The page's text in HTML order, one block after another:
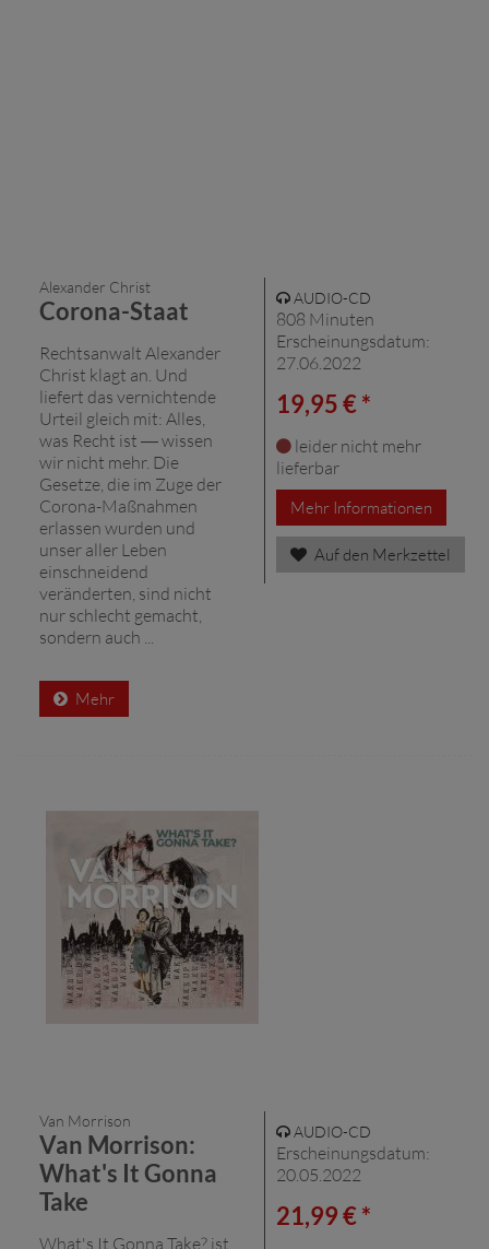
Alexander Christ
Corona-Staat
Rechtsanwalt Alexander
Christ klagt an. Und
liefert das vernichtende
Urteil gleich mit: Alles,
was Recht ist ― wissen
wir nicht mehr. Die
Gesetze, die im Zuge der
Corona-Maßnahmen
erlassen wurden und
unser aller Leben
einschneidend
veränderten, sind nicht
nur schlecht gemacht,
sondern auch ...
Mehr
AUDIO-CD
808 Minuten
Erscheinungsdatum:
27.06.2022
19,95 € *
leider nicht mehr
lieferbar
Mehr Informationen
Auf den Merkzettel
Van Morrison
Van Morrison:
What's It Gonna
Take
What's It Gonna Take? ist
AUDIO-CD
Erscheinungsdatum:
20.05.2022
21,99 € *